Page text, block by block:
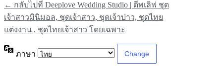
← กลับไปที่ Deeplove Wedding Studio | ดีพเลิฟ ชุด
เจ้าสาวมินิมอล, ชุดเจ้าสาว, ชุดเจ้าบ่าว, ชุดไทย
แต่งงาน , ชุดไทยเจ้าสาว โดยเฉพาะ
ภาษา